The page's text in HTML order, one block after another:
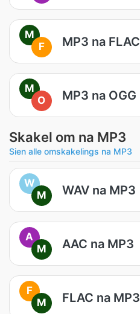
M
F
MP3 na FLAC
M
O
MP3 na OGG
Skakel om na MP3
Sien alle omskakelings na MP3
W
M
WAV na MP3
A
M
AAC na MP3
F
M
FLAC na MP3